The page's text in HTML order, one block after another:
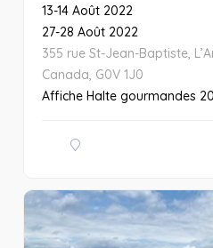
13-14 Août 2022
27-28 Août 2022
355 rue St-Jean-Baptiste,
Canada, G0V 1J0
Affiche Halte gourmandes